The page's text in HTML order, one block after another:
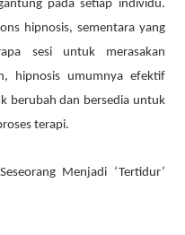
pada setiap individu.
hipnosis, sementara yang
sesi untuk merasakan
hipnosis umumnya efektif
berubah dan bersedia untuk
terapi.
Menjadi ‘Tertidur’